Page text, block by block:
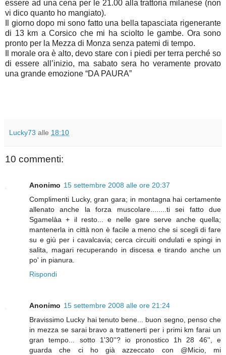
essere ad una cena per le 21.00 alla trattoria milanese (non
vi dico quanto ho mangiato).
Il giorno dopo mi sono fatto una bella tapasciata rigenerante
di 13 km a Corsico che mi ha sciolto le gambe. Ora sono
pronto per la Mezza di Monza senza patemi di tempo.
Il morale ora è alto, devo stare con i piedi per terra perché so
di essere all’inizio, ma sabato sera ho veramente provato
una grande emozione “DA PAURA”
Lucky73 alle 18:10
10 commenti:
Anonimo 15 settembre 2008 alle ore 20:37
Complimenti Lucky, gran gara; in montagna hai certamente
allenato anche la forza muscolare........ti sei fatto due
Sgamelàa + il resto... e nelle gare serve anche quella;
mantenerla in città non è facile a meno che si scegli di fare
su e giù per i cavalcavia; cerca circuiti ondulati e spingi in
salita, magari recuperando in discesa e tirando anche un
po' in pianura.
Rispondi
Anonimo 15 settembre 2008 alle ore 21:24
Bravissimo Lucky hai tenuto bene... buon segno, penso che
in mezza se sarai bravo a trattenerti per i primi km farai un
gran tempo... sotto 1'30''? io pronostico 1h 28 46'', e
guarda che ci ho già azzeccato con @Micio, mi